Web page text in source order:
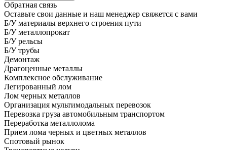
Обратная связь
Оставьте свои данные и наш менеджер свяжется с вами
Б/У материалы верхнего строения пути
Б/У металлопрокат
Б/У рельсы
Б/У трубы
Демонтаж
Драгоценные металлы
Комплексное обслуживание
Легированный лом
Лом черных металлов
Организация мультимодальных перевозок
Перевозка груза автомобильным транспортом
Переработка металлолома
Прием лома черных и цветных металлов
Спотовый рынок